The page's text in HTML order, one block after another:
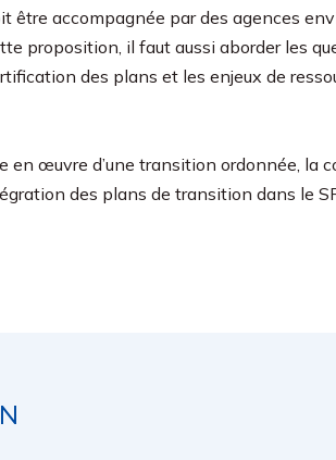
être accompagnée par des agences
proposition, il faut aussi aborder les
des plans et les enjeux de
en œuvre d’une transition ordonnée, la
des plans de transition dans le